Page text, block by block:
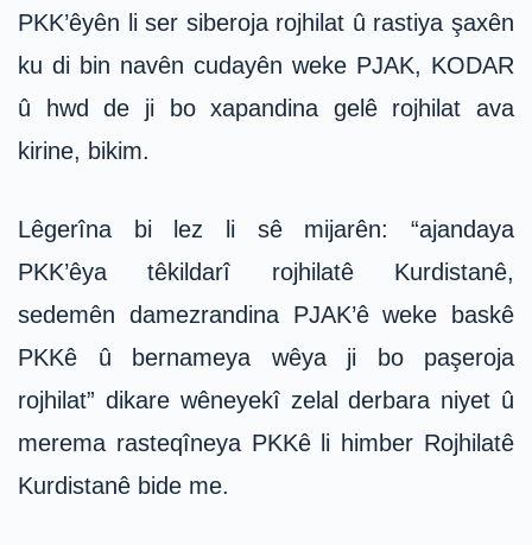
PKK’êyên li ser siberoja rojhilat û rastiya şaxên
ku di bin navên cudayên weke PJAK, KODAR
û hwd de ji bo xapandina gelê rojhilat ava
kirine, bikim.
Lêgerîna bi lez li sê mijarên: “ajandaya
PKK’êya têkildarî rojhilatê Kurdistanê,
sedemên damezrandina PJAK’ê weke baskê
PKKê û bernameya wêya ji bo paşeroja
rojhilat” dikare wêneyekî zelal derbara niyet û
merema rasteqîneya PKKê li himber Rojhilatê
Kurdistanê bide me.